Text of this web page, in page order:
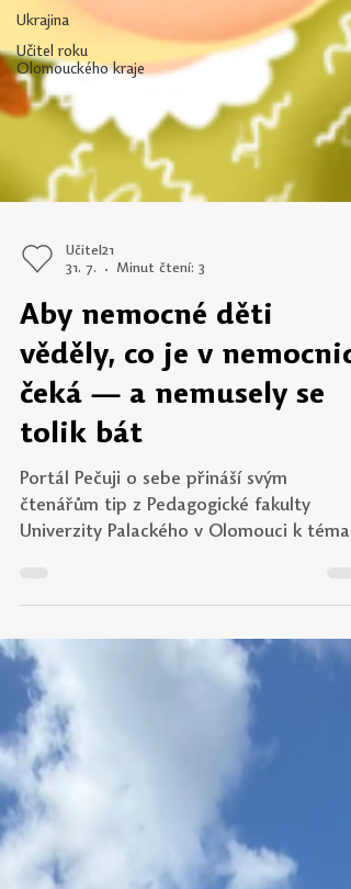
Ukrajina
Učitel roku
Olomouckého kraje
Učitel21
Aby nemocné děti
věděly, co je v nemocnici
tolik bát
Portál Pečuji o sebe přináší svým
bezesporu patří nemoc a lékařská
vyšetření. Když dítě ví, co ho čeká,
návštěva lékaře nebo vyšetření v
nemocnici mohou být snadnější. Právě z
této myšlenky vychází diplomový projekt
Barbory Demlové, studentky navazujícího
magisterského programu Speciální
pedagogika – poradenství na
fakultě Univerzity Palackého v Olomouci.